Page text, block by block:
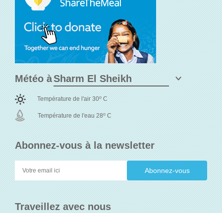
Abonnez-vous à la newsletter
Traveillez avec nous
Météo à
Température de l'air 30o C
Température de l'eau 28o C